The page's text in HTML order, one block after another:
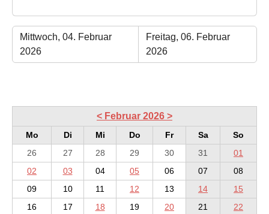
Mittwoch, 04. Februar
2026
Freitag, 06. Februar
2026
< Februar 2026 >
Mo Di Mi Do Fr Sa
So
26
27 28 29 30 31
01
02
03 04 05 06 07
08
09
10 11 12 13 14
15
16
17 18 19 20 21
22